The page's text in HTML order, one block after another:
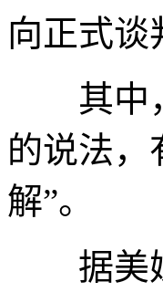
向正式谈
其中，
的说法，
解”。
据美媒